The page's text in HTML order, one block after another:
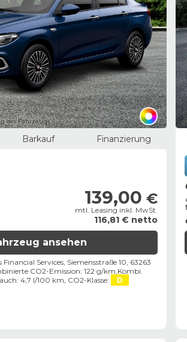
des Fahrzeugs
Barkauf Finanzierung
139,00 €
mtl. Leasing inkl. MwSt.
116,81 € netto
ansehen
Services, Siemensstraße 10, 63263
CO2-Emission: 122 g/km, Kombi.
4,7 l/100 km, CO2-Klasse: D